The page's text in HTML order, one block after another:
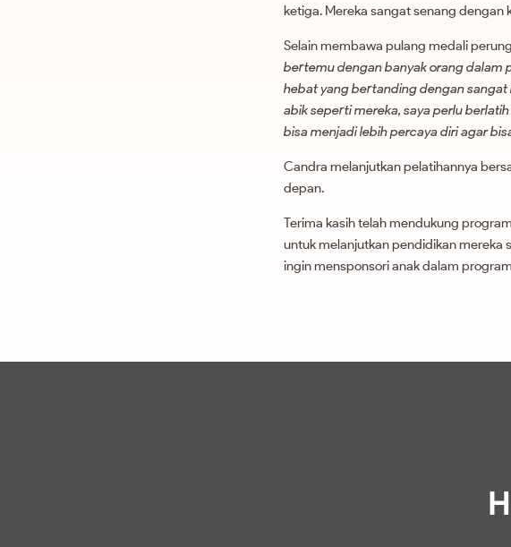
ketiga. Mereka sangat senang
Selain membawa pulang medali
bertemu dengan banyak orang dalam
hebat yang bertanding dengan sangat
abik seperti mereka, saya perlu
bisa menjadi lebih percaya diri agar
Candra melanjutkan pelatihannya
depan.
Terima kasih telah mendukung
untuk melanjutkan pendidikan mereka
ingin mensponsori anak dalam